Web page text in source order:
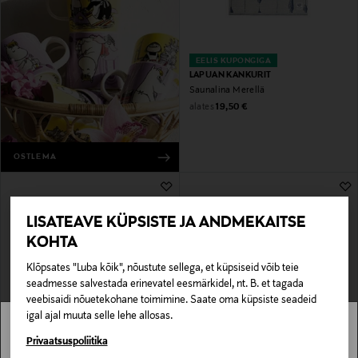
LISATEAVE KÜPSISTE JA ANDMEKAITSE
KOHTA
Klõpsates "Luba kõik", nõustute sellega, et küpsiseid võib teie
seadmesse salvestada erinevatel eesmärkidel, nt. B. et tagada
veebisaidi nõuetekohane toimimine. Saate oma küpsiste seadeid
igal ajal muuta selle lehe allosas.
Privaatsuspoliitika
OSTLEMA
EELIS KUPONGIGA
LAPUAN KANKURIT
Saunalina Merellä
alates Original Price
19,50 €
KOLO SAUNA
Stockmann pole Sinu riigis saadaval.